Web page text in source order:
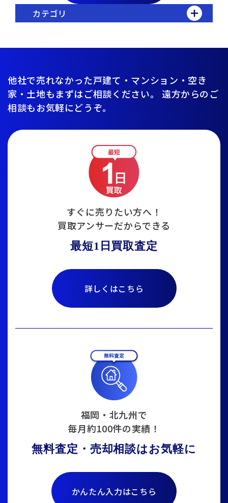
カテゴリ
他社で売れなかった戸建て・マンション・空き
家・土地もまずはご相談ください。
遠方からのご
相談もお気軽にどうぞ。
すぐに売りたい方へ！
買取アンサーだからできる
最短1日買取査定
詳しくはこちら
福岡・北九州で
毎月約100件の実績！
無料査定・売却相談はお気軽に
かんたん入力はこちら